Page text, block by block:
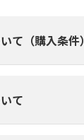
て（購入条件）
て